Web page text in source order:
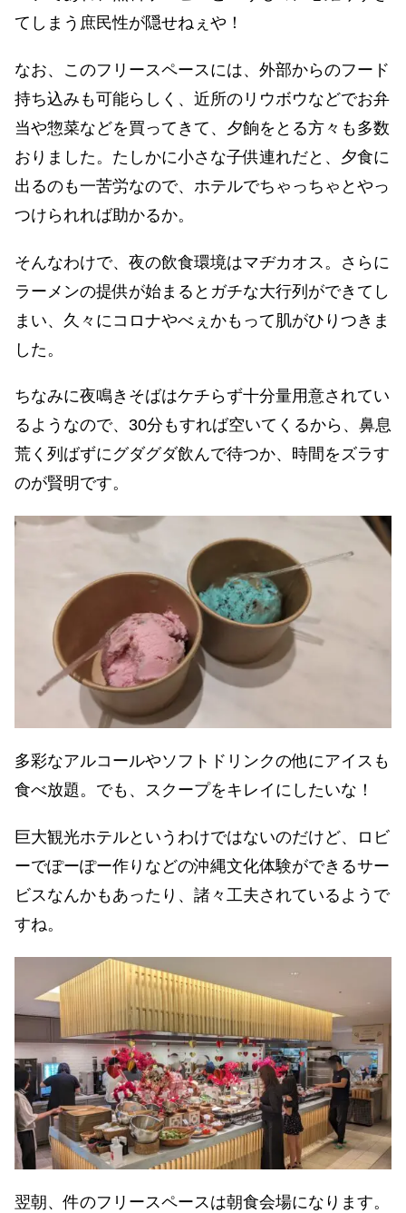
てしまう庶民性が隠せねぇや！
なお、このフリースペースには、外部からのフード
持ち込みも可能らしく、近所のリウボウなどでお弁
当や惣菜などを買ってきて、夕餉をとる方々も多数
おりました。たしかに小さな子供連れだと、夕食に
出るのも一苦労なので、ホテルでちゃっちゃとやっ
つけられれば助かるか。
そんなわけで、夜の飲食環境はマヂカオス。さらに
ラーメンの提供が始まるとガチな大行列ができてし
まい、久々にコロナやべぇかもって肌がひりつきま
した。
ちなみに夜鳴きそばはケチらず十分量用意されてい
るようなので、30分もすれば空いてくるから、鼻息
荒く列ばずにグダグダ飲んで待つか、時間をズラす
のが賢明です。
多彩なアルコールやソフトドリンクの他にアイスも
食べ放題。でも、スクープをキレイにしたいな！
巨大観光ホテルというわけではないのだけど、ロビ
ーでぽーぽー作りなどの沖縄文化体験ができるサー
ビスなんかもあったり、諸々工夫されているようで
すね。
翌朝、件のフリースペースは朝食会場になります。